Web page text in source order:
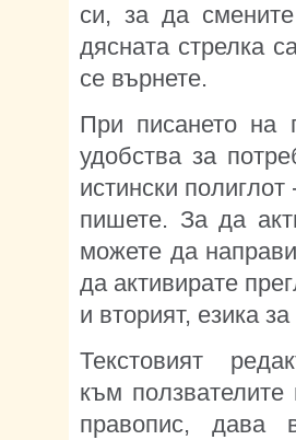
си, за да
дясната стрелка
се върнете.
При писането на
удобства за
истински
пишете. За да
можете да
да активирате
и вторият, езика
Текстовият
към
правопис, дава